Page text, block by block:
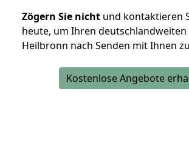
Zögern Sie nicht und kontaktieren
heute, um Ihren deutschlandweiten
Heilbronn nach Senden mit Ihnen
Kostenlose Angebote